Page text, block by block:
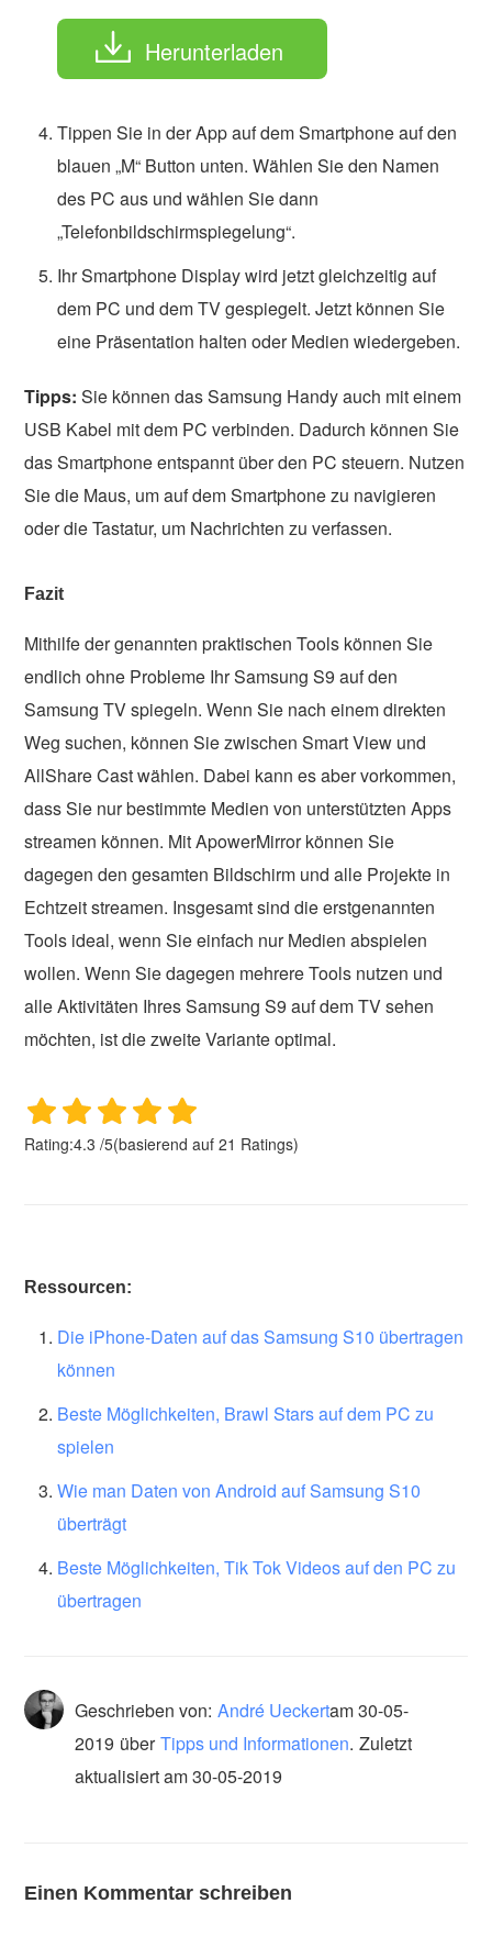
Herunterladen
Tippen Sie in der App auf dem Smartphone auf den
blauen „M“ Button unten. Wählen Sie den Namen
des PC aus und wählen Sie dann
„Telefonbildschirmspiegelung“.
Ihr Smartphone Display wird jetzt gleichzeitig auf
dem PC und dem TV gespiegelt. Jetzt können Sie
eine Präsentation halten oder Medien wiedergeben.
Tipps: Sie können das Samsung Handy auch mit einem
USB Kabel mit dem PC verbinden. Dadurch können Sie
das Smartphone entspannt über den PC steuern. Nutzen
Sie die Maus, um auf dem Smartphone zu navigieren
oder die Tastatur, um Nachrichten zu verfassen.
Fazit
Mithilfe der genannten praktischen Tools können Sie
endlich ohne Probleme Ihr Samsung S9 auf den
Samsung TV spiegeln. Wenn Sie nach einem direkten
Weg suchen, können Sie zwischen Smart View und
AllShare Cast wählen. Dabei kann es aber vorkommen,
dass Sie nur bestimmte Medien von unterstützten Apps
streamen können. Mit ApowerMirror können Sie
dagegen den gesamten Bildschirm und alle Projekte in
Echtzeit streamen. Insgesamt sind die erstgenannten
Tools ideal, wenn Sie einfach nur Medien abspielen
wollen. Wenn Sie dagegen mehrere Tools nutzen und
alle Aktivitäten Ihres Samsung S9 auf dem TV sehen
möchten, ist die zweite Variante optimal.
Rating:4.3 /5(basierend auf21 Ratings)
Ressourcen:
Die iPhone-Daten auf das Samsung S10 übertragen
können
Beste Möglichkeiten, Brawl Stars auf dem PC zu
spielen
Wie man Daten von Android auf Samsung S10
überträgt
Beste Möglichkeiten, Tik Tok Videos auf den PC zu
übertragen
Geschrieben von: André Ueckertam30-05-
2019 über Tipps und Informationen. Zuletzt
aktualisiert am 30-05-2019
Einen Kommentar schreiben